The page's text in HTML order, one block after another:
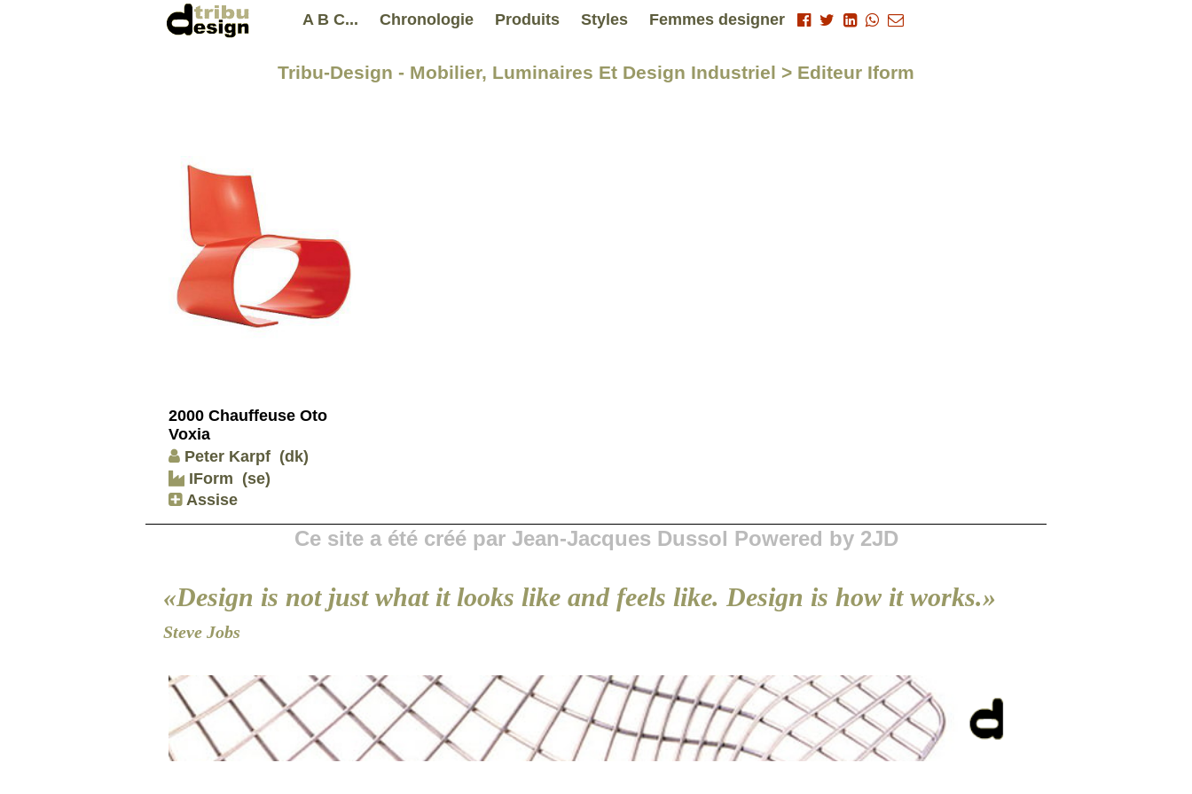
A B C... Chronologie Produits Styles Femmes designer
Tribu-Design - Mobilier, Luminaires Et Design Industriel > Editeur Iform
2000 Chauffeuse Oto
Voxia
Peter Karpf (dk)
IForm (se)
Assise
Ce site a été créé par Jean-Jacques Dussol Powered by 2JD
«Design is not just what it looks like and feels like. Design is how it works.»
Steve Jobs